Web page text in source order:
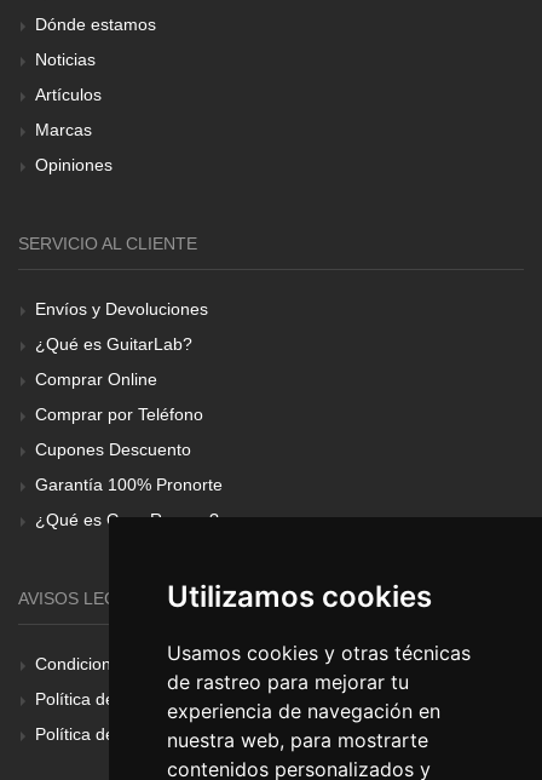
Utilizamos cookies
Usamos cookies y otras técnicas
de rastreo para mejorar tu
experiencia de navegación en
nuestra web, para mostrarte
contenidos personalizados y
Dónde estamos
Noticias
Artículos
Marcas
Opiniones
SERVICIO AL CLIENTE
Envíos y Devoluciones
¿Qué es GuitarLab?
Comprar Online
Comprar por Teléfono
Cupones Descuento
Garantía 100% Pronorte
¿Qué es Gear Renove?
AVISOS LEGALES
Condiciones Generales
Política de Cookies
Política de Privacidad